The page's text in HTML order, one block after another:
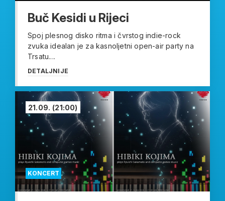
Buč Kesidi u Rijeci
Spoj plesnog disko ritma i čvrstog indie-rock
zvuka idealan je za kasnoljetni open-air party na
Trsatu....
DETALJNIJE
KONCERT
21.09. (21:00)